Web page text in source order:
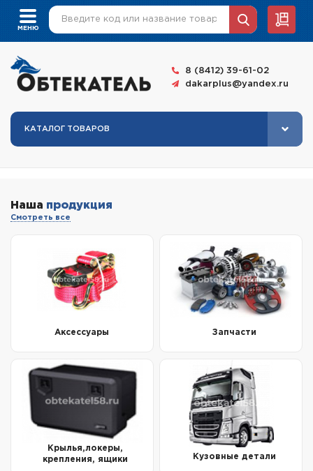
8 (8412) 39-61-02
dakarplus@yandex.ru
КАТАЛОГ ТОВАРОВ
Наша продукция
Смотреть все
Аксессуары Запчасти
Крылья,локеры,
крепления, ящики
Кузовные детали